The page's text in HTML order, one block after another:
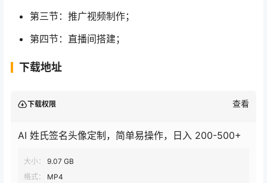
第三节：推广视频制作；
第四节：直播间搭建；
下载地址
下载权限 查看
AI 姓氏签名头像定制，简单易操作，日入 200-500+
大小：
9.07 GB
格式：
MP4